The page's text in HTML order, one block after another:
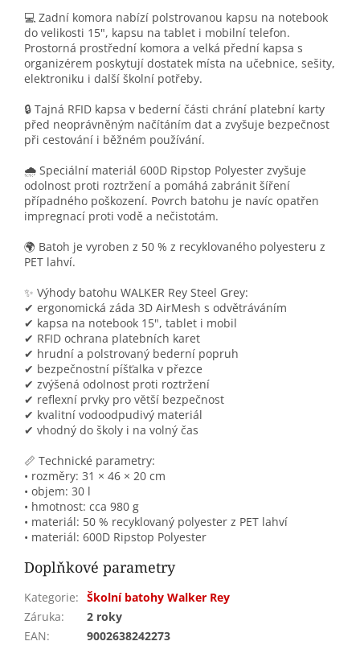
💻 Zadní komora nabízí polstrovanou kapsu na notebook
do velikosti 15", kapsu na tablet i mobilní telefon.
Prostorná prostřední komora a velká přední kapsa s
organizérem poskytují dostatek místa na učebnice, sešity,
elektroniku i další školní potřeby.
🔒 Tajná RFID kapsa v bederní části chrání platební karty
před neoprávněným načítáním dat a zvyšuje bezpečnost
při cestování i běžném používání.
🌧️ Speciální materiál 600D Ripstop Polyester zvyšuje
odolnost proti roztržení a pomáhá zabránit šíření
případného poškození. Povrch batohu je navíc opatřen
impregnací proti vodě a nečistotám.
🌍 Batoh je vyroben z 50 % z recyklovaného polyesteru z
PET lahví.
✨ Výhody batohu WALKER Rey Steel Grey:
✔ ergonomická záda 3D AirMesh s odvětráváním
✔ kapsa na notebook 15", tablet i mobil
✔ RFID ochrana platebních karet
✔ hrudní a polstrovaný bederní popruh
✔ bezpečnostní píšťalka v přezce
✔ zvýšená odolnost proti roztržení
✔ reflexní prvky pro větší bezpečnost
✔ kvalitní vodoodpudivý materiál
✔ vhodný do školy i na volný čas
📏 Technické parametry:
• rozměry: 31 × 46 × 20 cm
• objem: 30 l
• hmotnost: cca 980 g
• materiál: 50 % recyklovaný polyester z PET lahví
• materiál: 600D Ripstop Polyester
Doplňkové parametry
Kategorie: Školní batohy Walker Rey
Záruka:
2 roky
EAN: 9002638242273